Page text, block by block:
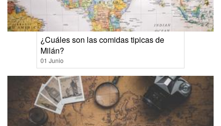
¿Cuáles son las comidas tipicas de
Milán?
01 Junio